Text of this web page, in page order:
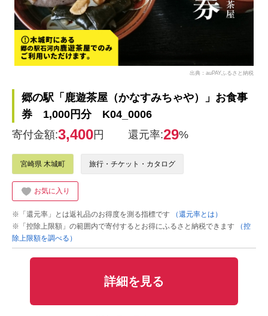
出典：auPAYふるさと納税
郷の駅「鹿遊茶屋（かなすみちゃや）」お食事
券 1,000円分 K04_0006
寄付金額:3,400円 還元率:29%
宮崎県 木城町 旅行・チケット・カタログ
お気に入り
※「還元率」とは返礼品のお得度を測る指標です
（還元率とは）
※「控除上限額」の範囲内で寄付するとお得にふるさと納税できます
（控
除上限額を調べる）
詳細を見る